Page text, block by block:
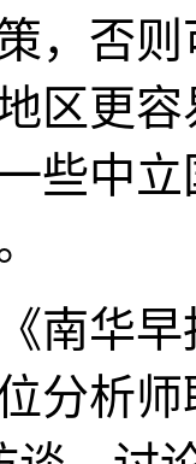
，否
区更
些中
南华
分析